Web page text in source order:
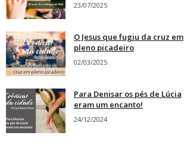
23/07/2025
O Jesus que fugiu da cruz em
pleno picadeiro
02/03/2025
Para Denisar os pés de Lúcia
eram um encanto!
24/12/2024